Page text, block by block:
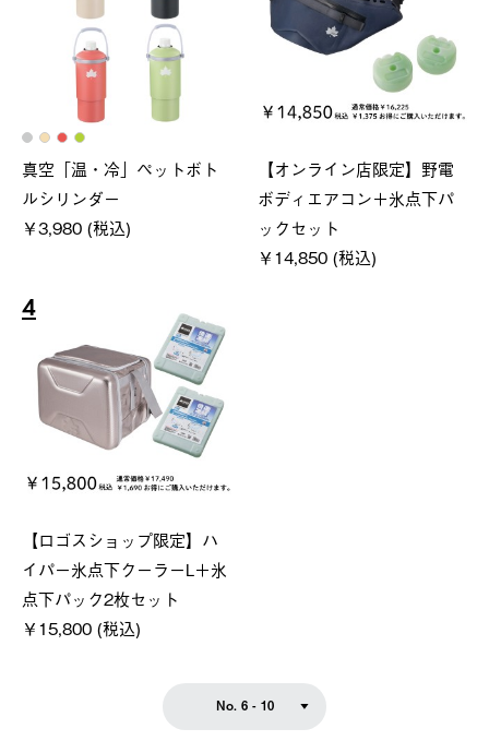
真空「温・冷」ペットボト
ルシリンダー
￥3,980 (税込)
【オンライン店限定】野電
ボディエアコン＋氷点下パ
ックセット
￥14,850 (税込)
4
【ロゴスショップ限定】ハ
イパー氷点下クーラーL＋氷
点下パック2枚セット
￥15,800 (税込)
No. 6 - 10